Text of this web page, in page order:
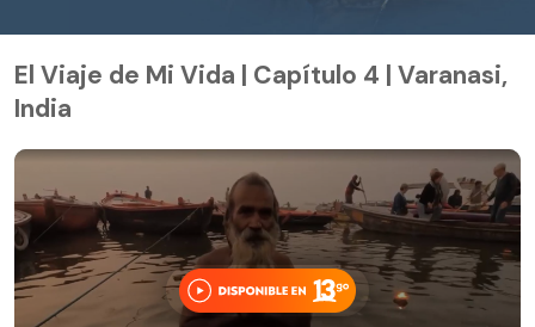
El Viaje de Mi Vida | Capítulo 4 | Varanasi,
India